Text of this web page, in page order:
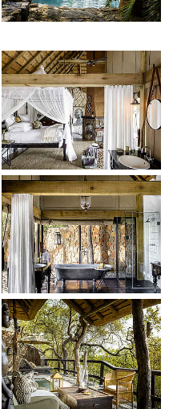
Show larger version
Show larger version
Show larger version